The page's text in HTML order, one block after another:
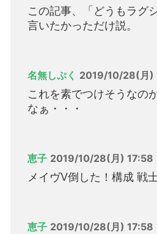
この記事、「どうもラグ
言いたかっただけ説。
名無しぷく 2019/10/28(月)
これを素でつけそうなの
なぁ・・・
恵子 2019/10/28(月) 17:58
メイヴV倒した！構成 戦
恵子 2019/10/28(月) 17:58